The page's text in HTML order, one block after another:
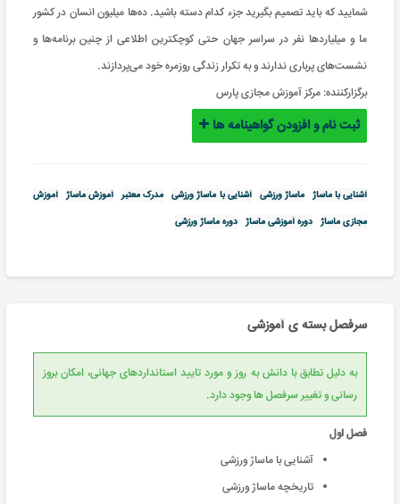
شمایید که باید تصمیم بگیرید جزء کدام دسته باشید. ده‌ها میلیون‌ انسان در کشور
ما و میلیاردها نفر در سراسر جهان حتی کوچکترین اطلاعی از چنین برنامه‌ها و
نشست‌های پرباری ندارند و به تکرار زندگی روزمره خود می‌پردازند.
برگزارکننده: مرکز آموزش مجازی پارس
ثبت نام و افزودن گواهینامه ها
آشنایی با ماساژ ماساژ ورزشی آشنایی با ماساژ ورزشی مدرک معتبر آموزش ماساژ آموزش
مجازی ماساژ دوره آموزشی ماساژ دوره ماساژ ورزشی
سرفصل بسته ی آموزشی
به دلیل تطابق با دانش به روز و مورد تایید استانداردهای جهانی، امکان بروز
رسانی و تغییر سرفصل ها وجود دارد.
فصل اول
آشنایی با ماساژ ورزشی
تاریخچه ماساژ ورزشی